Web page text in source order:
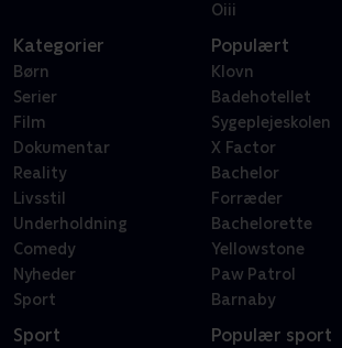
Oiii
Kategorier
Børn
Serier
Film
Dokumentar
Reality
Livsstil
Underholdning
Comedy
Nyheder
Sport
Populært
Klovn
Badehotellet
Sygeplejeskolen
X Factor
Bachelor
Forræder
Bachelorette
Yellowstone
Paw Patrol
Barnaby
Sport Populær sport